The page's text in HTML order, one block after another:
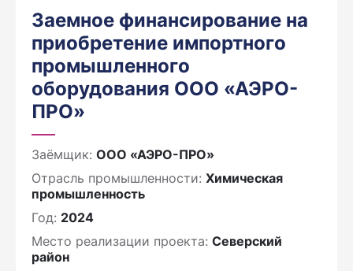
Заемное финансирование на
приобретение импортного
промышленного
оборудования ООО «АЭРО-
ПРО»
Заёмщик: ООО «АЭРО-ПРО»
Отрасль промышленности: Химическая
промышленность
Год: 2024
Место реализации проекта: Северский
район